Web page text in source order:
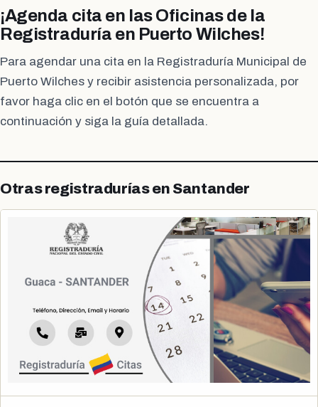
¡Agenda cita en las Oficinas de la
Registraduría en Puerto Wilches!
Para agendar una cita en la Registraduría Municipal de
Puerto Wilches y recibir asistencia personalizada, por
favor haga clic en el botón que se encuentra a
continuación y siga la guía detallada.
Otras registradurías en Santander